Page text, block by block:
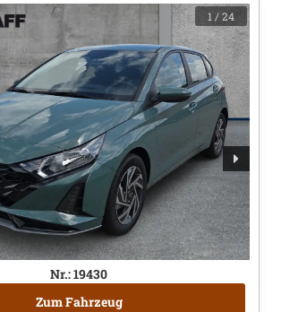
1 / 24
Nr.: 19430
Zum Fahrzeug